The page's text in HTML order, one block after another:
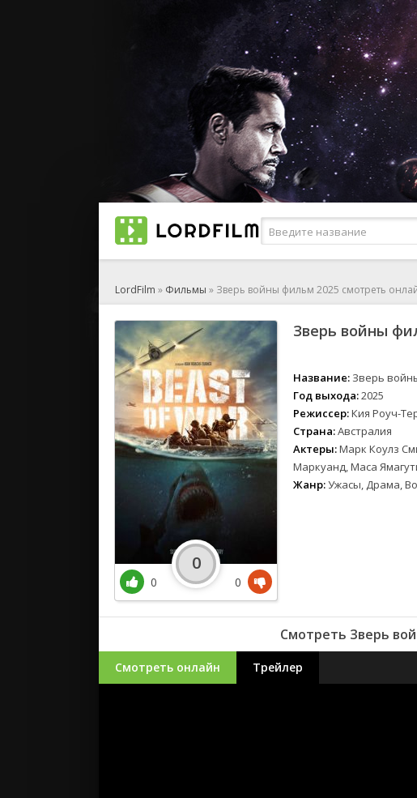
LordFilm » Фильмы » Зверь войны фильм 2025 смотреть
Зверь войны
Название: Зверь
Год выхода:2025
Режиссер:Кия Роуч-
Страна:Австралия
Актеры:Марк Коулз
Маркуанд, Маса
Жанр:Ужасы, Драма,
0
0
0
Смотреть Зверь
Смотреть онлайн Трейлер